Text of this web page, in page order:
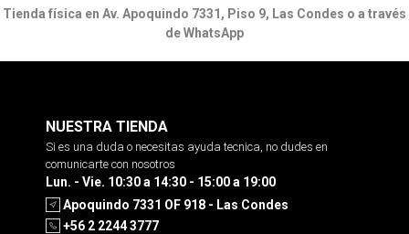
Tienda física en Av. Apoquindo 7331, Piso 9, Las Condes o a través
de WhatsApp
NUESTRA TIENDA
Si es una duda o necesitas ayuda tecnica, no dudes en
comunicarte con nosotros
Lun. - Vie. 10:30 a 14:30 - 15:00 a 19:00
Apoquindo 7331 OF 918 - Las Condes
+56 2 2244 3777